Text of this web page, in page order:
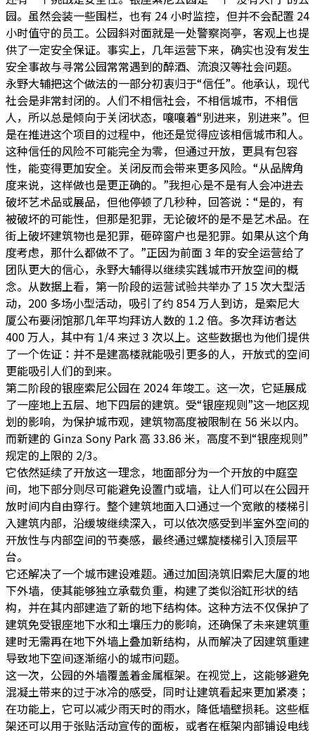
园。虽然会装一些围栏，也有 24 小时监控，但并不会配置 24
小时值守的员工。公园斜对面就是一处警察岗亭，客观上也提
供了一定安全保证。事实上，几年运营下来，确实也没有发生
安全事故与寻常公园常常遇到的醉酒、流浪汉等社会问题。
永野大辅把这个做法的一部分初衷归于“信任”。他承认，现代
社会是非常封闭的。人们不相信社会，不相信城市，不相信
人，所以总是倾向于关闭状态，嚷嚷着“别进来，别进来”。但
是在推进这个项目的过程中，他还是觉得应该相信城市和人。
这种信任的风险不可能完全为零，但通过开放，更具有包容
性，能变得更加安全。关闭反而会带来更多风险。“从品牌角
度来说，这样做也是更正确的。”我担心是不是有人会冲进去
破坏艺术品或展品，但他停顿了几秒种，回答说：“是的，有
被破坏的可能性，但那是犯罪，无论破坏的是不是艺术品。在
街上破坏建筑物也是犯罪，砸碎窗户也是犯罪。如果从这个角
度考虑，那什么都做不了。”正因为前面 3 年的安全运营给了
团队更大的信心，永野大辅得以继续实践城市开放空间的概
念。从数据上看，第一阶段的运营试验共举办了 15 次大型活
动，200 多场小型活动，吸引了约 854 万人到访，是索尼大
厦公布要闭馆那几年平均拜访人数的 1.2 倍。多次拜访者达
400 万人，其中有 1/4 来过 3 次以上。这些数据也为他们提供
了一个佐证：并不是建高楼就能吸引更多的人，开放式的空间
更能吸引人们的到来。
第二阶段的银座索尼公园在 2024 年竣工。这一次，它延展成
了一座地上五层、地下四层的建筑。受“银座规则”这一地区规
划的影响，为保护城市观，建筑物高度被限制在 56 米以内。
而新建的 Ginza Sony Park 高 33.86 米，高度不到“银座规则”
规定的上限的 2/3。
它依然延续了开放这一理念，地面部分为一个开放的中庭空
间，地下部分则尽可能避免设置门或墙，让人们可以在公园开
放时间内自由穿行。整个建筑地面入口通过一个宽敞的楼梯引
入建筑内部，沿缓坡继续深入，可以依次感受到半室外空间的
开放性与内部空间的节奏感，最终通过螺旋楼梯引入顶层平
台。
它还解决了一个城市建设难题。通过加固浇筑旧索尼大厦的地
下外墙，使其能够独立承载负重，构建了类似浴缸形状的结
构，并在其内部建造了新的地下结构体。这种方法不仅保护了
建筑免受银座地下水和土壤压力的影响，还确保了未来建筑重
建时无需再在地下外墙上叠加新结构，从而解决了因建筑重建
导致地下空间逐渐缩小的城市问题。
这一次，公园的外墙覆盖着金属框架。在视觉上，这能够避免
混凝土带来的过于冰冷的感受，同时让建筑看起来更加紧凑；
在功能上，它可以减少雨天时的雨水，降低墙壁损耗。这些框
架还可以用于张贴活动宣传的面板，或者在框架内部铺设电线